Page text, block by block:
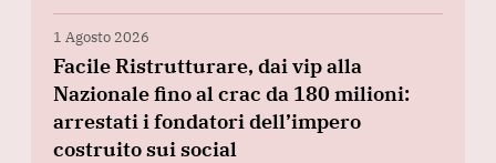
1 Agosto 2026
Facile Ristrutturare, dai vip alla
Nazionale fino al crac da 180 milioni:
arrestati i fondatori dell’impero
costruito sui social